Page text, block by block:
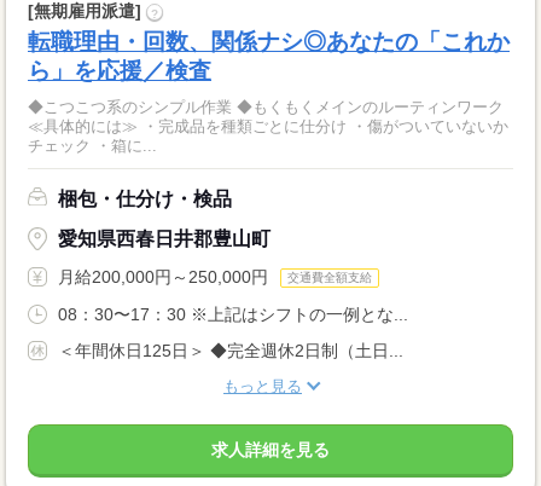
[無期雇用派遣] ?
転職理由・回数、関係ナシ◎あなたの「これか
ら」を応援／検査
◆こつこつ系のシンプル作業 ◆もくもくメインのルーティンワーク
≪具体的には≫ ・完成品を種類ごとに仕分け ・傷がついていないか
チェック ・箱に...
梱包・仕分け・検品
愛知県西春日井郡豊山町
月給200,000円～250,000円 交通費全額支給
08：30〜17：30 ※上記はシフトの一例とな...
＜年間休日125日＞ ◆完全週休2日制（土日...
もっと見る
求人詳細を見る